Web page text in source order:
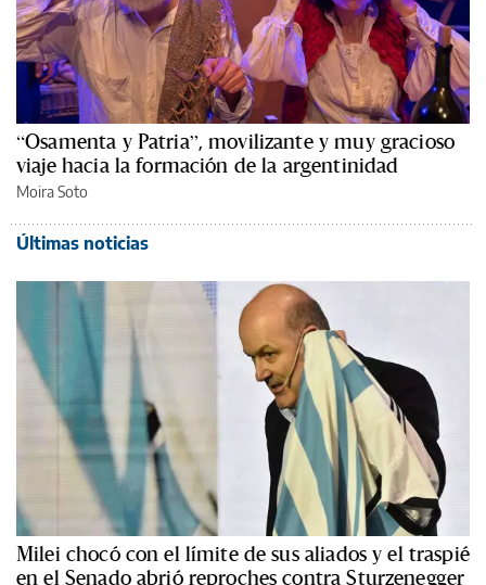
“Osamenta y Patria”, movilizante y muy gracioso
viaje hacia la formación de la argentinidad
Moira Soto
Últimas noticias
Milei chocó con el límite de sus aliados y el traspié
en el Senado abrió reproches contra Sturzenegger